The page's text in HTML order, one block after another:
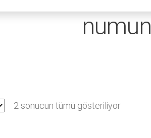
2 sonucun tümü gösteriliyor